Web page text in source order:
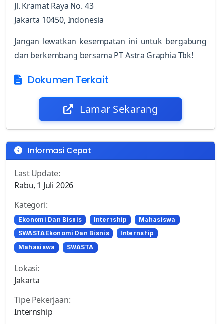
Jl. Kramat Raya No. 43
Jakarta 10450, Indonesia
Jangan lewatkan kesempatan ini untuk bergabung
dan berkembang bersama PT Astra Graphia Tbk!
Dokumen Terkait
Lamar Sekarang
Informasi Cepat
Last Update:
Rabu, 1 Juli 2026
Kategori:
Ekonomi Dan Bisnis Internship
Mahasiswa
SWASTAEkonomi Dan Bisnis
Internship
Mahasiswa
SWASTA
Lokasi:
Jakarta
Tipe Pekerjaan:
Internship